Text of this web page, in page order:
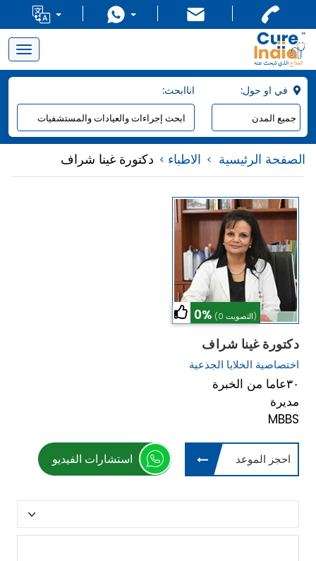
Toggle
navigation
:اناابحث
الصفحة الرئيسية الاطباء دكتورة غينا شراف
0% (0 التصويت)
دكتورة غينا شراف
اختصاصية الخلايا الجذعية
٣٠عاما من الخبرة
مديرة
MBBS
استشارات الفيديو احجز الموعد